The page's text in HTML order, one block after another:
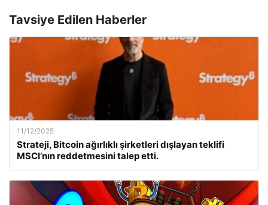
Tavsiye Edilen Haberler
11/12/2025
Strateji, Bitcoin ağırlıklı şirketleri dışlayan teklifi
MSCI’nın reddetmesini talep etti.